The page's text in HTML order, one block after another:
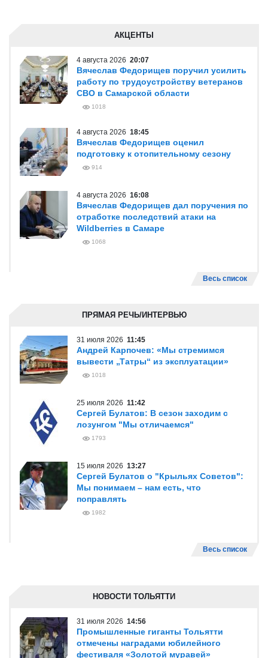
АКЦЕНТЫ
4 августа 2026 20:07
Вячеслав Федорищев поручил усилить
работу по трудоустройству ветеранов
СВО в Самарской области
1018
4 августа 2026 18:45
Вячеслав Федорищев оценил
подготовку к отопительному сезону
914
4 августа 2026 16:08
Вячеслав Федорищев дал поручения по
отработке последствий атаки на
Wildberries в Самаре
1068
Весь список
ПРЯМАЯ РЕЧЬ/ИНТЕРВЬЮ
31 июля 2026 11:45
Андрей Карпочев: «Мы стремимся
вывести „Татры“ из эксплуатации»
1018
25 июля 2026 11:42
Сергей Булатов: В сезон заходим с
лозунгом "Мы отличаемся"
1793
15 июля 2026 13:27
Сергей Булатов о "Крыльях Советов":
Мы понимаем – нам есть, что
поправлять
1982
Весь список
НОВОСТИ ТОЛЬЯТТИ
31 июля 2026 14:56
Промышленные гиганты Тольятти
отмечены наградами юбилейного
фестиваля «Золотой муравей»